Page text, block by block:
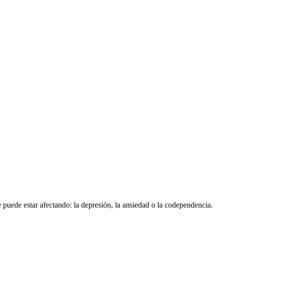
estar afectando: la depresión, la ansiedad o la codependencia.